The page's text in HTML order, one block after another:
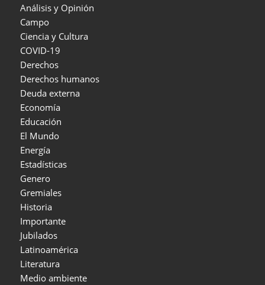
Análisis y Opinión
Campo
Ciencia y Cultura
COVID-19
Derechos
Derechos humanos
Deuda externa
Economía
Educación
El Mundo
Energía
Estadísticas
Genero
Gremiales
Historia
Importante
Jubilados
Latinoamérica
Literatura
Medio ambiente